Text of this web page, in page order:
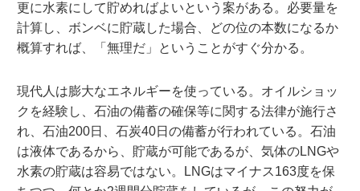
更に水素にして貯めればよいという案がある。必要量を
計算し、ボンベに貯蔵した場合、どの位の本数になるか
概算すれば、「無理だ」ということがすぐ分かる。
現代人は膨大なエネルギーを使っている。オイルショッ
クを経験し、石油の備蓄の確保等に関する法律が施行さ
れ、石油200日、石炭40日の備蓄が行われている。石油
は液体であるから、貯蔵が可能であるが、気体のLNGや
水素の貯蔵は容易ではない。LNGはマイナス163度を保